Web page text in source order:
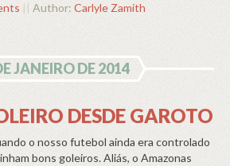
|| Author: Carlyle Zamith
JANEIRO DE 2014
DESDE GAROTO
o nosso futebol ainda era controlado
bons goleiros. Aliás, o Amazonas